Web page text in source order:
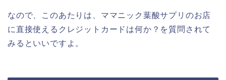
なので、このあたりは、ママニック葉酸サプリのお店
に直接使えるクレジットカードは何か？を質問されて
みるといいですよ。